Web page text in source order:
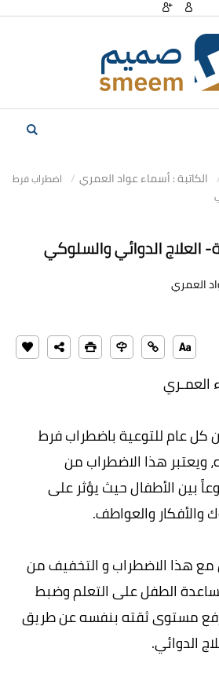
الكاتبة : أسماء عواد العمري
اضطراب فرط
العلاج الدوائي والسلوكي
العمري
عام للتوعية باضطراب فرط
ويعتبر هذا الاضطراب من
بين الأطفال حيث يؤثر على
والأفكار والعواطف.
هذا الاضطراب و التخفيف من
الطفل على التعلم وضبط
مستوى ثقته بنفسه عن طريق
الدوائي.